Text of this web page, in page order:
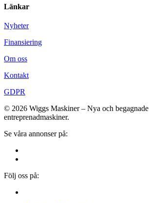
Länkar
Nyheter
Finansiering
Om oss
Kontakt
GDPR
© 2026 Wiggs Maskiner – Nya och begagnade
entreprenadmaskiner.
Se våra annonser på:
Följ oss på: